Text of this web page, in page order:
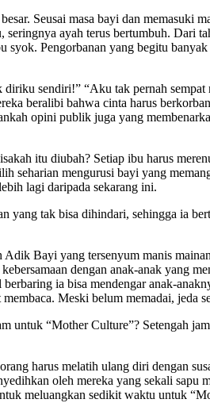
Seusai masa bayi dan memasuki
ayah terus bertumbuh. Dari
syok. Pengorbanan yang begitu
sendiri!” “Aku tak pernah sempat
beralibi bahwa cinta harus
opini publik juga yang
itu diubah? Setiap ibu harus
seharian mengurusi bayi yang
lagi daripada sekarang ini.
yang tak bisa dihindari, sehingga ia
Bayi yang tersenyum manis
dengan anak-anak yang
ia bisa mendengar anak-
Meski belum memadai, jeda
untuk “Mother Culture”? Setengah
harus melatih ulang diri dengan
oleh mereka yang sekali sapu
meluangkan sedikit waktu untuk